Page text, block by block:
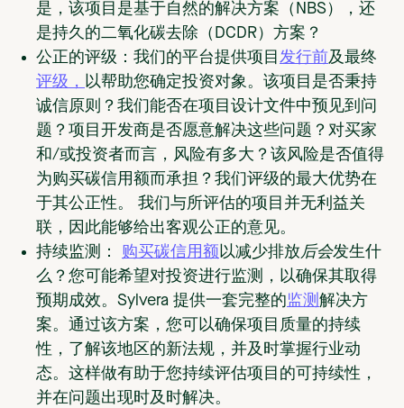
是，该项目是基于自然的解决方案（NBS），还
是持久的二氧化碳去除（DCDR）方案？
公正的评级： 我们的平台提供项目 发行前及最终
评级， 以帮助您确定投资对象。该项目是否秉持
诚信原则？我们能否在项目设计文件中预见到问
题？项目开发商是否愿意解决这些问题？对买家
和/或投资者而言，风险有多大？该风险是否值得
为购买碳信用额而承担？我们评级的最大优势在
于其公正性。 我们与所评估的项目并无利益关
联，因此能够给出客观公正的意见。
持续监测：
购买碳信用额以减少排放后会发生什
么？您可能希望对投资进行监测，以确保其取得
预期成效。Sylvera 提供一套完整的 监测 解决方
案。通过该方案，您可以确保项目质量的持续
性，了解该地区的新法规，并及时掌握行业动
态。这样做有助于您持续评估项目的可持续性，
并在问题出现时及时解决。